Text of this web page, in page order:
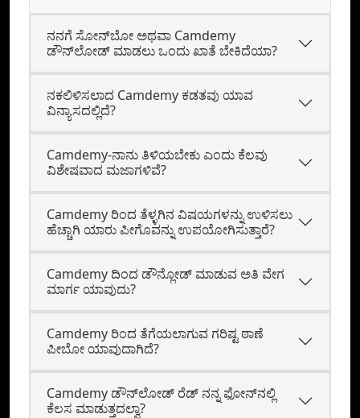
ನನಗೆ ಸೋನ್‌ಬೋ ಅಥವಾ Camdemy
ಡೌನ್‌ಲೋಡ್‌ ಮಾಡಲು ಒಂದು ಖಾತೆ ಬೇಕಿದೆಯಾ?
ನಕಲಿಳಿಸಲಾದ Camdemy ಕಡತವು ಯಾವ
ವಿನ್ಯಾಸದಲ್ಲಿದೆ?
Camdemy-ನಾನು ತಿಳಿಯಬೇಕು ಎಂದು ಕೆಲವು
ವಿಶೇಷವಾದ ಮಜಾಗಳಿವೆ?
Camdemy ರಿಂದ ತೆಳ್ಳಗಿನ ವಿಷಯಗಳನ್ನು ಉಳಿಸಲು
ಹೆಚ್ಚಾಗಿ ಯಾರು ಪೀಗೊವನ್ನು ಉಪಯೋಗಿಸುತ್ತಾರೆ?
Camdemy ದಿಂದ ಡೌನ್ಲೋಡ್ ಮಾಡುವ ಅತಿ ವೇಗ
ಮಾರ್ಗ ಯಾವುದು?
Camdemy ರಿಂದ ತೆಗೆಯಲಾಗುವ ಗರಿಷ್ಟ ಠಾಣೆ
ಪೀಬೋ ಯಾವುದಾಗಿದೆ?
Camdemy ಡೌನ್‌ಲೋಡ್‌ ರೆಡ್‌ ನನ್ನ ಫೋನ್‍ನಲ್ಲಿ
ಕೆಲಸ ಮಾಡುತ್ತದಲ್ವಾ?